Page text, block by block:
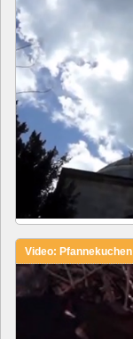
Video: Pfannekuchen